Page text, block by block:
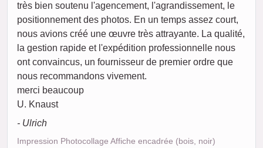
très bien soutenu l'agencement, l'agrandissement, le
positionnement des photos. En un temps assez court,
nous avions créé une œuvre très attrayante. La qualité,
la gestion rapide et l'expédition professionnelle nous
ont convaincus, un fournisseur de premier ordre que
nous recommandons vivement.
merci beaucoup
U. Knaust
- Ulrich
Impression Photocollage Affiche encadrée (bois, noir)